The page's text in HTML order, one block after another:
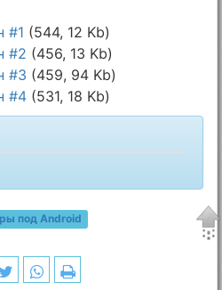
#1 (544, 12 Kb)
#2 (456, 13 Kb)
#3 (459, 94 Kb)
#4 (531, 18 Kb)
под Android